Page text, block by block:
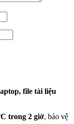
file tài liệu
trong 2 giờ, bảo vệ